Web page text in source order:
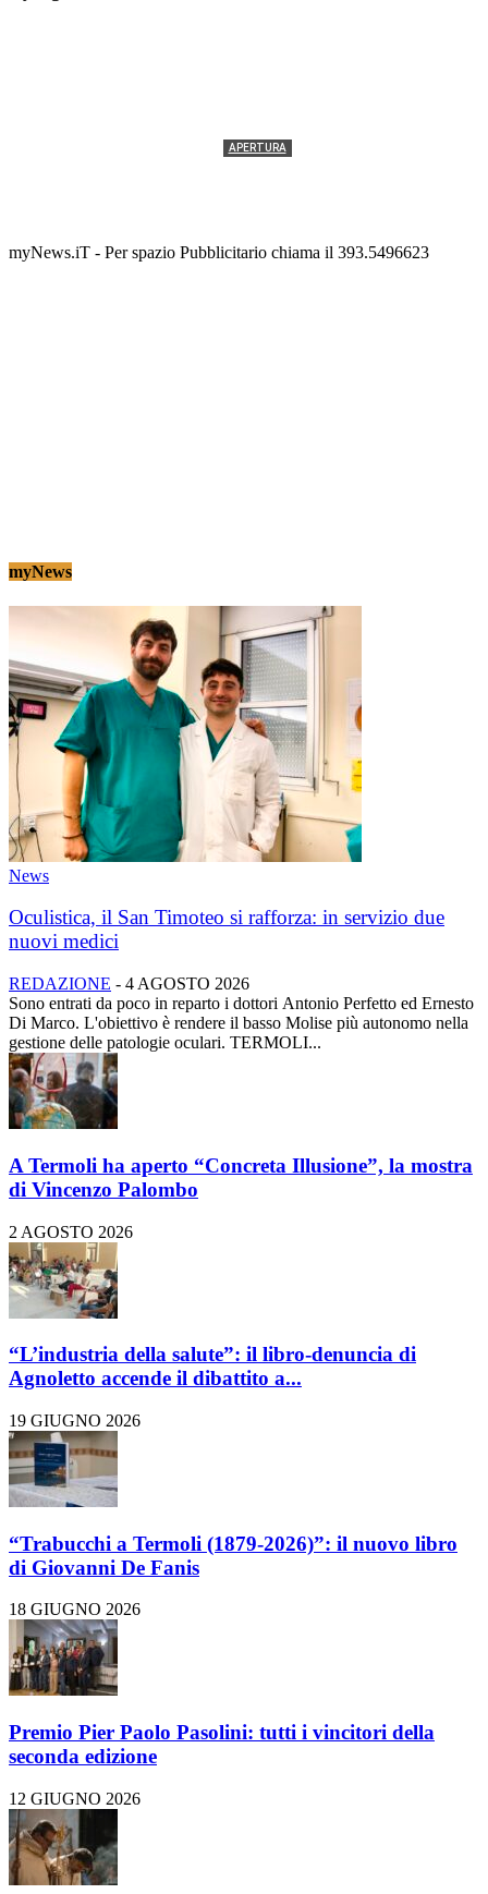
APERTURA
myNews.iT - Per spazio Pubblicitario chiama il 393.5496623
myNews
News
Oculistica, il San Timoteo si rafforza: in servizio due
nuovi medici
REDAZIONE - 4 AGOSTO 2026
Sono entrati da poco in reparto i dottori Antonio Perfetto ed Ernesto
Di Marco. L'obiettivo è rendere il basso Molise più autonomo nella
gestione delle patologie oculari. TERMOLI...
A Termoli ha aperto “Concreta Illusione”, la mostra
di Vincenzo Palombo
2 AGOSTO 2026
“L’industria della salute”: il libro-denuncia di
Agnoletto accende il dibattito a...
19 GIUGNO 2026
“Trabucchi a Termoli (1879-2026)”: il nuovo libro
di Giovanni De Fanis
18 GIUGNO 2026
Premio Pier Paolo Pasolini: tutti i vincitori della
seconda edizione
12 GIUGNO 2026